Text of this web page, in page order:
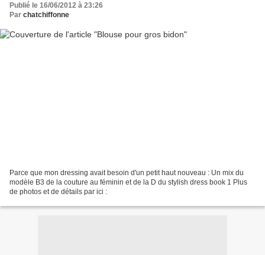
Publié le 16/06/2012 à 23:26
Par chatchiffonne
Parce que mon dressing avait besoin d'un petit haut nouveau : Un mix du
modèle B3 de la couture au féminin et de la D du stylish dress book 1 Plus
de photos et de détails par ici :